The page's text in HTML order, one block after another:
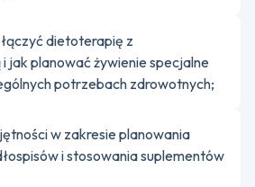
dietoterapię z
jak planować żywienie specjalne
potrzebach zdrowotnych;
w zakresie planowania
i stosowania suplementów